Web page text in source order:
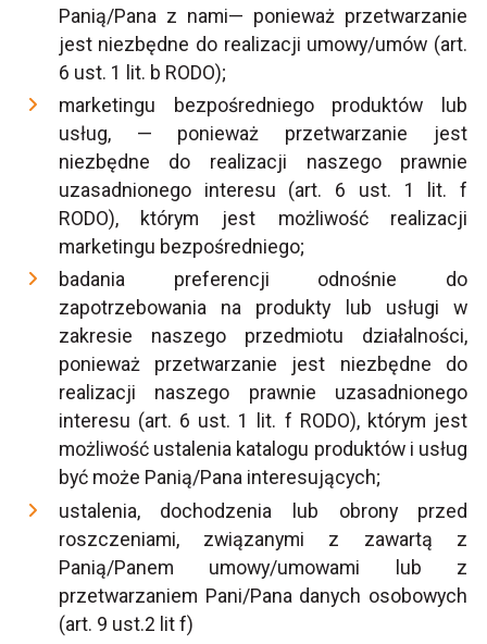
Panią/Pana z nami— ponieważ przetwarzanie
jest niezbędne do realizacji umowy/umów (art.
6 ust. 1 lit. b RODO);
marketingu bezpośredniego produktów lub
usług, — ponieważ przetwarzanie jest
niezbędne do realizacji naszego prawnie
uzasadnionego interesu (art. 6 ust. 1 lit. f
RODO), którym jest możliwość realizacji
marketingu bezpośredniego;
badania preferencji odnośnie do
zapotrzebowania na produkty lub usługi w
zakresie naszego przedmiotu działalności,
ponieważ przetwarzanie jest niezbędne do
realizacji naszego prawnie uzasadnionego
interesu (art. 6 ust. 1 lit. f RODO), którym jest
możliwość ustalenia katalogu produktów i usług
być może Panią/Pana interesujących;
ustalenia, dochodzenia lub obrony przed
roszczeniami, związanymi z zawartą z
Panią/Panem umowy/umowami lub z
przetwarzaniem Pani/Pana danych osobowych
(art. 9 ust.2 lit f)